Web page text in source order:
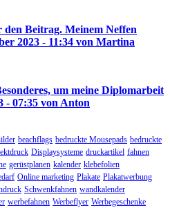
Beitrag. Meinem Neffen
2023 - 11:34 von Martina
um meine Diplomarbeit
- 07:35 von Anton
beachflags bedruckte Mousepads bedruckte
Displaysysteme druckartikel fahnen
gerüstplanen kalender klebefolien
Online marketing Plakate Plakatwerbung
Schwenkfahnen wandkalender
werbefahnen Werbeflyer Werbegeschenke